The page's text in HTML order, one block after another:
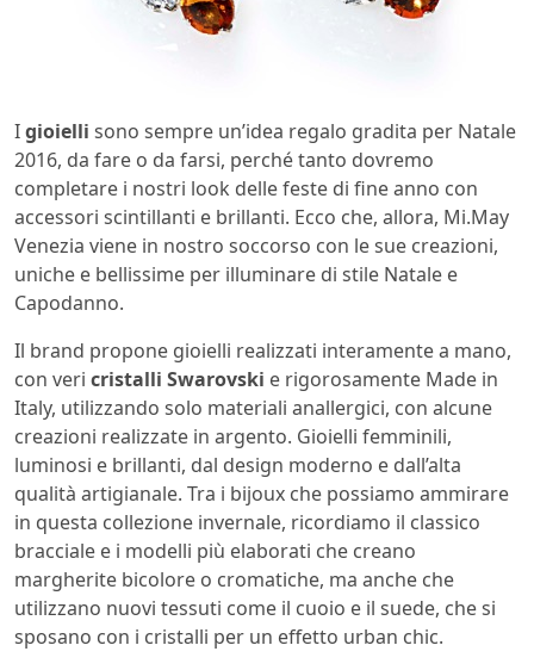
Igioielli sono sempre un’idea regalo gradita per Natale
2016, da fare o da farsi, perché tanto dovremo
completare i nostri look delle feste di fine anno con
accessori scintillanti e brillanti. Ecco che, allora, Mi.May
Venezia viene in nostro soccorso con le sue creazioni,
uniche e bellissime per illuminare di stile Natale e
Capodanno.
Il brand propone gioielli realizzati interamente a mano,
con veri cristalli Swarovski e rigorosamente Made in
Italy, utilizzando solo materiali anallergici, con alcune
creazioni realizzate in argento. Gioielli femminili,
luminosi e brillanti, dal design moderno e dall’alta
qualità artigianale. Tra i bijoux che possiamo ammirare
in questa collezione invernale, ricordiamo il classico
bracciale e i modelli più elaborati che creano
margherite bicolore o cromatiche, ma anche che
utilizzano nuovi tessuti come il cuoio e il suede, che si
sposano con i cristalli per un effetto urban chic.